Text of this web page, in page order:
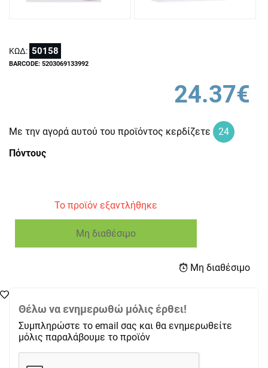
ΚΩΔ: 50158
BARCODE: 5203069133992
24.37€
Με την αγορά αυτού του προϊόντος κερδίζετε
24
Πόντους
Το προϊόν εξαντλήθηκε
Μη διαθέσιμο
Μη διαθέσιμο
Θέλω να ενημερωθώ μόλις έρθει!
Συμπληρώστε το email σας και θα ενημερωθείτε
μόλις παραλάβουμε το προϊόν